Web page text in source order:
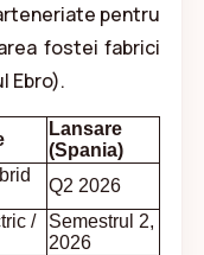
pentru
fostei fabrici
Ebro).
Lansare
(Spania)
Q2 2026
/
Semestrul 2,
2026